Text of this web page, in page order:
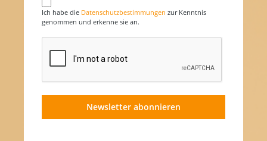
Ich habe die Datenschutzbestimmungen zur Kenntnis
genommen und erkenne sie an.
Newsletter abonnieren